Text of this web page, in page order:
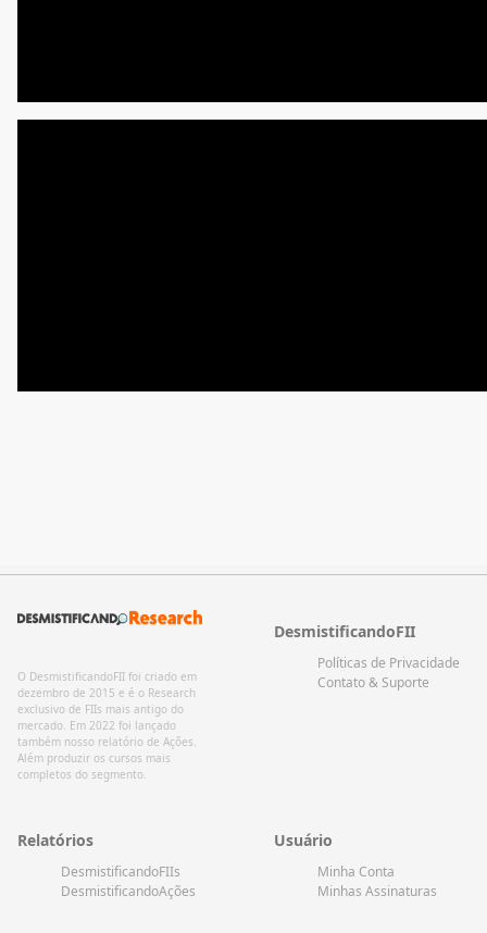
O DesmistificandoFII foi criado em
dezembro de 2015 e é o Research
exclusivo de FIIs mais antigo do
mercado. Em 2022 foi lançado
também nosso relatório de Ações.
Além produzir os cursos mais
completos do segmento.
DesmistificandoFII
Políticas de Privacidade
Contato & Suporte
Relatórios
DesmistificandoFIIs
DesmistificandoAções
Usuário
Minha Conta
Minhas Assinaturas